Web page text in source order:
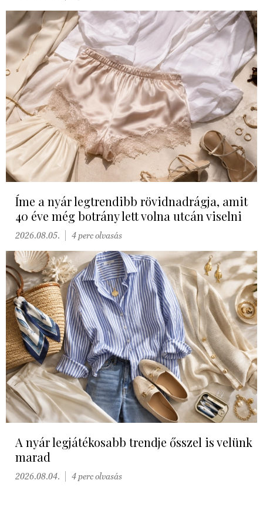
Íme a nyár legtrendibb rövidnadrágja, amit
40 éve még botrány lett volna utcán viselni
2026.08.05. 4 perc olvasás
A nyár legjátékosabb trendje ősszel is velünk
marad
2026.08.04. 4 perc olvasás